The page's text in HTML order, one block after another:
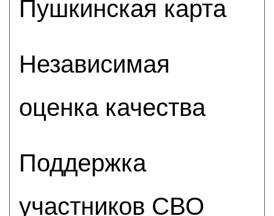
Пушкинская карта
Независимая
оценка качества
Поддержка
участников СВО